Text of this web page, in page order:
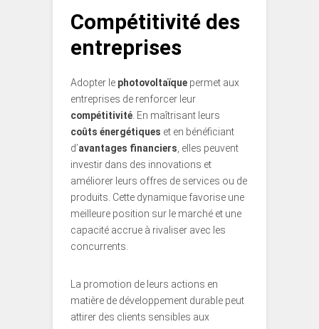
Compétitivité des
entreprises
Adopter le photovoltaïque permet aux
entreprises de renforcer leur
compétitivité . En maîtrisant leurs
coûts énergétiques et en bénéficiant
d’avantages financiers , elles peuvent
investir dans des innovations et
améliorer leurs offres de services ou de
produits. Cette dynamique favorise une
meilleure position sur le marché et une
capacité accrue à rivaliser avec les
concurrents.
La promotion de leurs actions en
matière de développement durable peut
attirer des clients sensibles aux